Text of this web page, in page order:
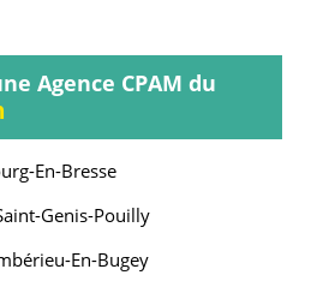
Agence CPAM du
En-Bresse
Genis-Pouilly
En-Bugey